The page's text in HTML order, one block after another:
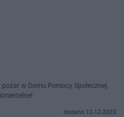
w Domu Pomocy Społecznej.
dodano 12-12-2023